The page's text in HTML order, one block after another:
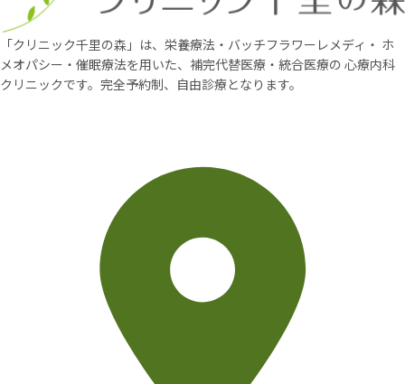
「クリニック千里の森」は、栄養療法・バッチフラワーレメディ・ ホ
メオパシー・催眠療法を用いた、補完代替医療・統合医療の 心療内科
クリニックです。完全予約制、自由診療となります。